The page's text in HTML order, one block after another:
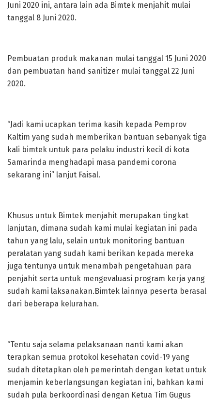
Juni 2020 ini, antara lain ada Bimtek menjahit mulai
tanggal 8 Juni 2020.
Pembuatan produk makanan mulai tanggal 15 Juni 2020
dan pembuatan hand sanitizer mulai tanggal 22 Juni
2020.
“Jadi kami ucapkan terima kasih kepada Pemprov
Kaltim yang sudah memberikan bantuan sebanyak tiga
kali bimtek untuk para pelaku industri kecil di kota
Samarinda menghadapi masa pandemi corona
sekarang ini” lanjut Faisal.
Khusus untuk Bimtek menjahit merupakan tingkat
lanjutan, dimana sudah kami mulai kegiatan ini pada
tahun yang lalu, selain untuk monitoring bantuan
peralatan yang sudah kami berikan kepada mereka
juga tentunya untuk menambah pengetahuan para
penjahit serta untuk mengevaluasi program kerja yang
sudah kami laksanakan.Bimtek lainnya peserta berasal
dari beberapa kelurahan.
“Tentu saja selama pelaksanaan nanti kami akan
terapkan semua protokol kesehatan covid-19 yang
sudah ditetapkan oleh pemerintah dengan ketat untuk
menjamin keberlangsungan kegiatan ini, bahkan kami
sudah pula berkoordinasi dengan Ketua Tim Gugus